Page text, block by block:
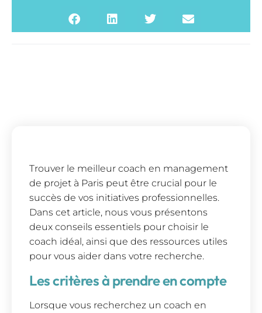
Trouver le meilleur coach en management
de projet à Paris peut être crucial pour le
succès de vos initiatives professionnelles.
Dans cet article, nous vous présentons
deux conseils essentiels pour choisir le
coach idéal, ainsi que des ressources utiles
pour vous aider dans votre recherche.
Les critères à prendre en compte
Lorsque vous recherchez un coach en